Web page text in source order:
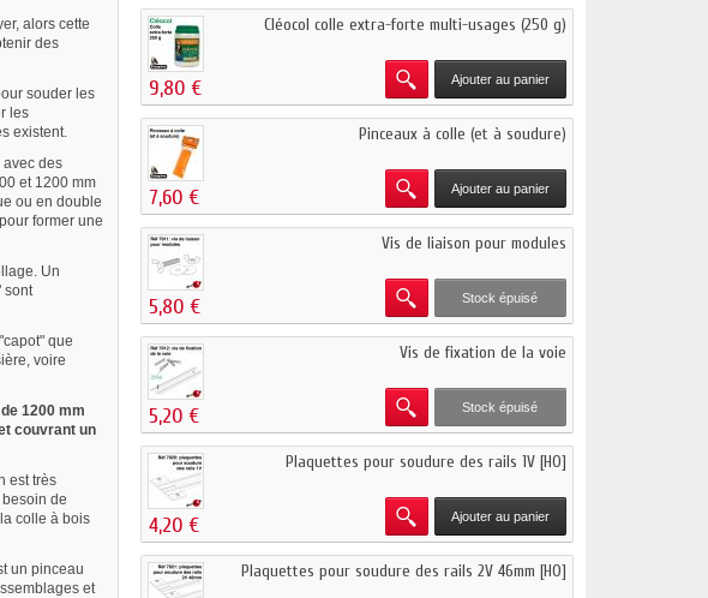
alors cette
des
souder les
les
existent.
avec des
et 1200 mm
ou en double
former une
Un
sont
que
voire
1200 mm
couvrant un
est très
de
colle à bois
un pinceau
et
Cléocol colle extra-forte multi-usages (250 g)
9,80 € Ajouter au panier
Pinceaux à colle (et à soudure)
7,60 € Ajouter au panier
Vis de liaison pour modules
5,80 € Stock épuisé
Vis de fixation de la voie
5,20 € Stock épuisé
Plaquettes pour soudure des rails 1V [HO]
4,20 € Ajouter au panier
Plaquettes pour soudure des rails 2V 46mm [HO]